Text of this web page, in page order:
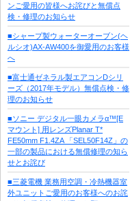
ンご愛用の皆様へお詫びと無償点
検・修理のお知らせ
■シャープ製ウォーターオーブン(ヘ
ルシオ)AX-AW400を御愛用のお客様
へ
■富士通ゼネラル製エアコンDシリ
ーズ（2017年モデル）無償点検・修
理のお知らせ
■ソニー デジタル一眼カメラα™[E
マウント] 用レンズPlanar T*
FE50mm F1.4ZA 「SEL50F14Z」の
一部の製品における無償修理の知ら
せとお詫び
■三菱電機 業務用空調・冷熱機器室
外ユニットご愛用のお客様へのお詫